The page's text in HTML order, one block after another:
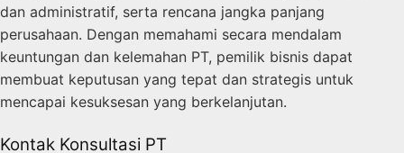
dan administratif, serta rencana jangka panjang
perusahaan. Dengan memahami secara mendalam
keuntungan dan kelemahan PT, pemilik bisnis dapat
membuat keputusan yang tepat dan strategis untuk
mencapai kesuksesan yang berkelanjutan.
Kontak Konsultasi PT